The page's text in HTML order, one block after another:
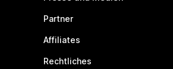
Partner
Affiliates
Rechtliches